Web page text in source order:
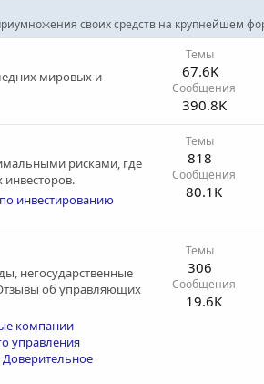
своих средств на крупнейшем
мировых и
Темы
67.6K
Сообщения
390.8K
рисками, где
инвестированию
Темы
818
Сообщения
80.1K
негосударственные
об управляющих
компании
управления
Доверительное
Темы
306
Сообщения
19.6K